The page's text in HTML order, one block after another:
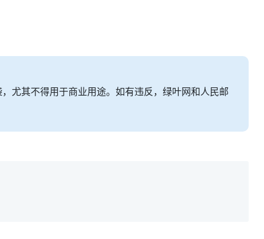
尤其不得用于商业用途。如有违反，绿叶网和人民邮